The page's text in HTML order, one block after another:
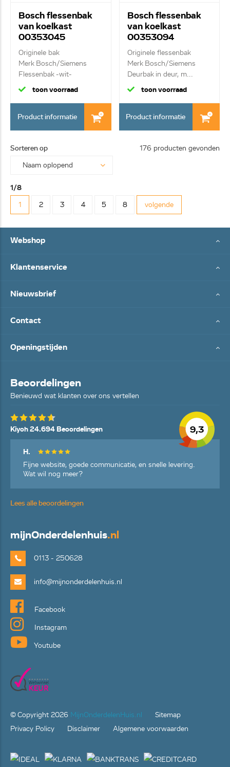
Bosch flessenbak
van koelkast
00353045
Originele bak
Merk Bosch/Siemens
Flessenbak -wit-
toon voorraad
Product informatie
Bosch flessenbak
van koelkast
00353094
Originele flessenbak
Merk Bosch/Siemens
Deurbak in deur, m...
toon voorraad
Product informatie
Sorteren op 176 producten gevonden
1/8
1
2 3 4 5 8 volgende
Webshop
Klantenservice
Nieuwsbrief
Contact
Openingstijden
Beoordelingen
Benieuwd wat klanten over ons vertellen
9,3
Kiyoh 24.694 Beoordelingen
H.
Fijne website, goede communicatie, en snelle levering.
Wat wil nog meer?
Lees alle beoordelingen
mijnOnderdelenhuis.nl
0113 - 250628
info@mijnonderdelenhuis.nl
Facebook
Instagram
Youtube
© Copyright 2026 MijnOnderdelenHuis.nl
Sitemap
Privacy Policy
Disclaimer Algemene voorwaarden